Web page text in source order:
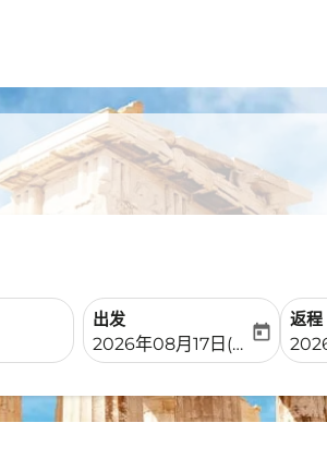
出发
fc-booking-departure-
2026年08月17日(周一)
today
返程
fc-